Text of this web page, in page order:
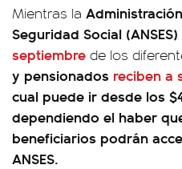
Mientras la
Seguridad Social (ANSES)
septiembre de los
y pensionados reciben a
cual puede ir desde los
dependiendo el haber
beneficiarios podrán
ANSES.